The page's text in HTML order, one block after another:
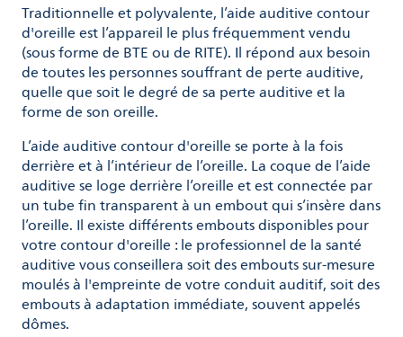
Traditionnelle et polyvalente, l’aide auditive contour
d'oreille est l’appareil le plus fréquemment vendu
(sous forme de BTE ou de RITE). Il répond aux besoin
de toutes les personnes souffrant de perte auditive,
quelle que soit le degré de sa perte auditive et la
forme de son oreille.
L’aide auditive contour d'oreille se porte à la fois
derrière et à l’intérieur de l’oreille. La coque de l’aide
auditive se loge derrière l’oreille et est connectée par
un tube fin transparent à un embout qui s’insère dans
l’oreille. Il existe différents embouts disponibles pour
votre contour d'oreille : le professionnel de la santé
auditive vous conseillera soit des embouts sur-mesure
moulés à l'empreinte de votre conduit auditif, soit des
embouts à adaptation immédiate, souvent appelés
dômes.